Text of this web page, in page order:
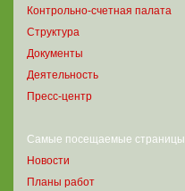
Контрольно-счетная палата
Структура
Документы
Деятельность
Пресс-центр
Самые посещаемые страницы
Новости
Планы работ